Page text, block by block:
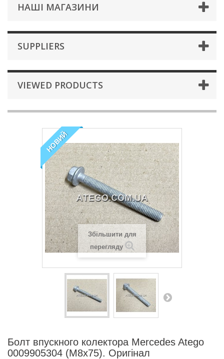
НАШІ МАГАЗИНИ
SUPPLIERS
VIEWED PRODUCTS
НОВИЙ
Збільшити для
перегляду
Болт впускного колектора Mercedes Atego
0009905304 (M8x75). Оригінал